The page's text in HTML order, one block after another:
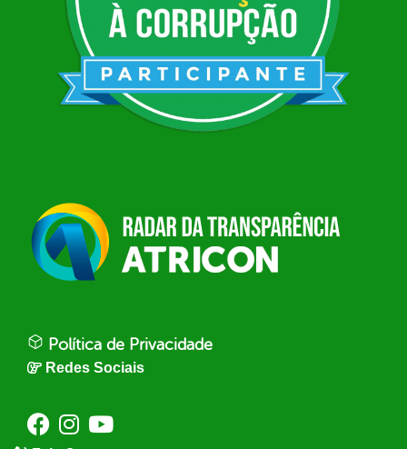
Política de Privacidade
Redes Sociais